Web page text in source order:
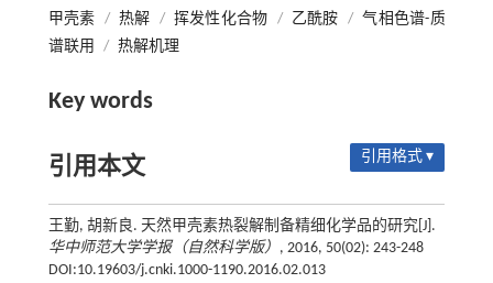
甲壳素 / 热解 / 挥发性化合物 / 乙酰胺 / 气相色谱-质
谱联用
/ 热解机理
Key words
引用本文 引用格式 ▾
王勤, 胡新良. 天然甲壳素热裂解制备精细化学品的研究[J].
华中师范大学学报（自然科学版） , 2016, 50(02): 243-248
DOI:10.19603/j.cnki.1000-1190.2016.02.013